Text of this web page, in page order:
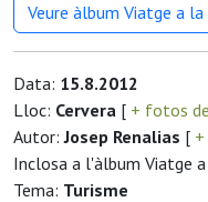
Veure àlbum Viatge a
Data: 15.8.2012
Lloc: Cervera [ + fotos
Autor:Josep Renalias [
Inclosa a l'àlbum Viatge
Tema: Turisme